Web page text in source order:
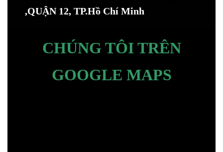
,QUẬN 12, TP.Hồ Chí Minh
CHÚNG TÔI TRÊN
GOOGLE MAPS